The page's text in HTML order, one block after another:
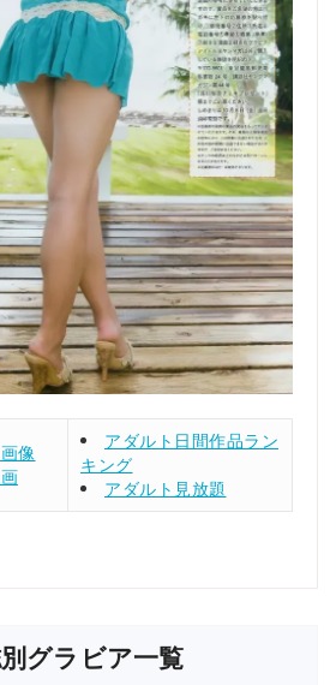
像
アダルト日間作品ラン
キング
アダルト見放題
グラビア一覧